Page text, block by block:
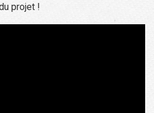
projet !